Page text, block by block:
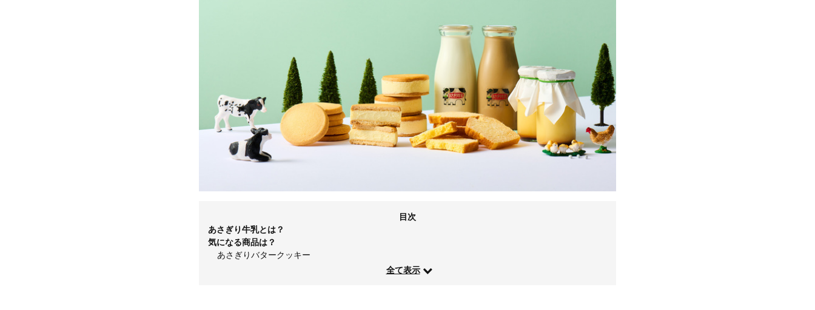
目次
あさぎり牛乳とは？
気になる商品は？
あさぎりバタークッキー
全て表示